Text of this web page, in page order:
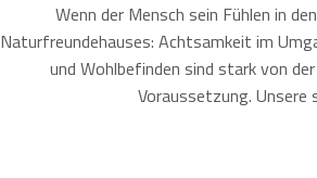
Wenn der Mensch sein Fühlen in
Naturfreundehauses: Achtsamkeit im
und Wohlbefinden sind stark von
Voraussetzung. Unsere